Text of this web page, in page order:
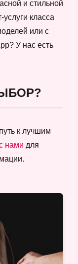
и стильной
класса
или с
У нас есть
к лучшим
нами для